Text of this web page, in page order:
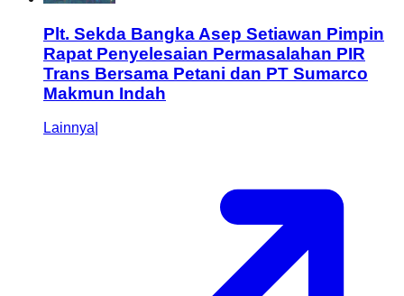
Plt. Sekda Bangka Asep Setiawan Pimpin
Rapat Penyelesaian Permasalahan PIR
Trans Bersama Petani dan PT Sumarco
Makmun Indah
Lainnya